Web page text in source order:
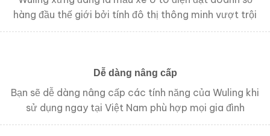
hàng đầu thế giới bởi tính đô thị thông minh vượt trội
Dễ dàng nâng cấp
Bạn sẽ dễ dàng nâng cấp các tính năng của Wuling khi
sử dụng ngay tại Việt Nam phù hợp mọi gia đình